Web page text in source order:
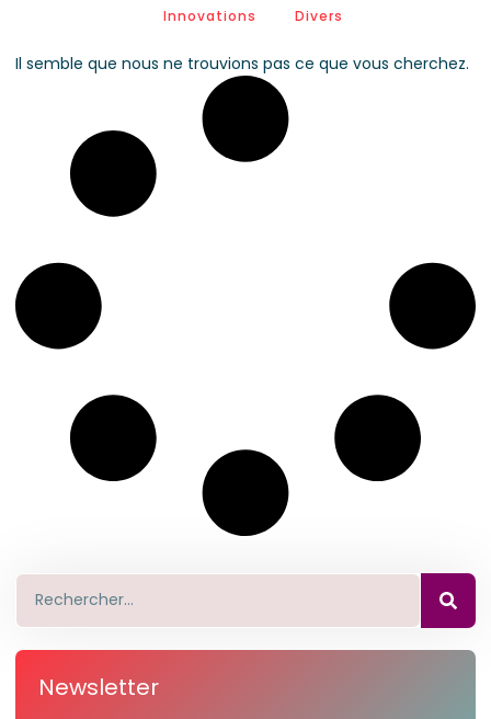
Innovations Divers
Il semble que nous ne trouvions pas ce que vous cherchez.
Newsletter